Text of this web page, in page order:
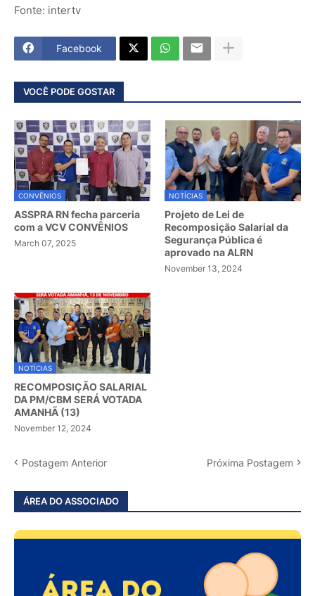
Fonte: intertv
Facebook
VOCÊ PODE GOSTAR
CONVÊNIOS
ASSPRA RN fecha parceria
com a VCV CONVÊNIOS
March 07, 2025
NOTÍCIAS
Projeto de Lei de
Recomposição Salarial da
Segurança Pública é
aprovado na ALRN
November 13, 2024
NOTÍCIAS
RECOMPOSIÇÃO SALARIAL
DA PM/CBM SERÁ VOTADA
AMANHÃ (13)
November 12, 2024
Postagem Anterior Próxima Postagem
ÁREA DO ASSOCIADO